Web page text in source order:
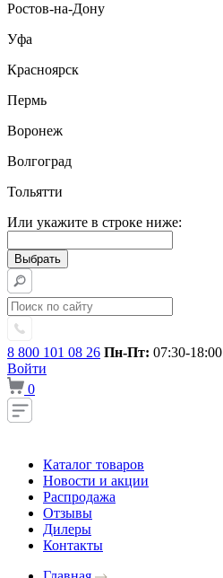
Ростов-на-Дону
Уфа
Красноярск
Пермь
Воронеж
Волгоград
Тольятти
Или укажите в строке ниже:
8 800 101 08 26 Пн-Пт: 07:30-18:00
Войти
0
Каталог товаров
Новости и акции
Распродажа
Отзывы
Дилеры
Контакты